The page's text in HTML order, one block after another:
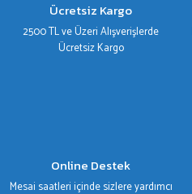
Ücretsiz Kargo
2500 TL ve Üzeri Alışverişlerde
Ücretsiz Kargo
Online Destek
Mesai saatleri içinde sizlere yardımcı